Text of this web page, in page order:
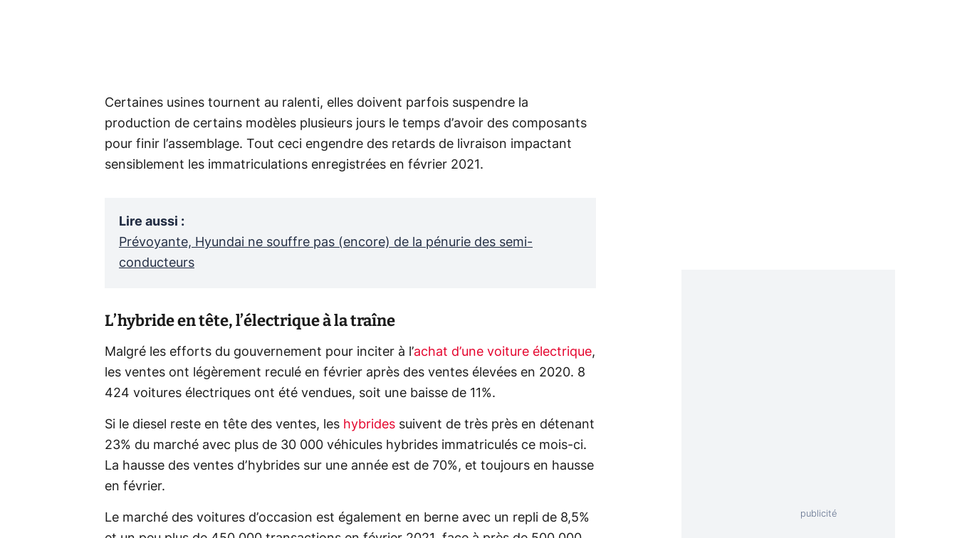
Certaines usines tournent au ralenti, elles doivent parfois suspendre la
production de certains modèles plusieurs jours le temps d’avoir des composants
pour finir l’assemblage. Tout ceci engendre des retards de livraison impactant
sensiblement les immatriculations enregistrées en février 2021.
Lire aussi :
Prévoyante, Hyundai ne souffre pas (encore) de la pénurie des semi-
conducteurs
L’hybride en tête, l’électrique à la traîne
Malgré les efforts du gouvernement pour inciter à l’achat d’une voiture électrique,
les ventes ont légèrement reculé en février après des ventes élevées en 2020. 8
424 voitures électriques ont été vendues, soit une baisse de 11%.
Si le diesel reste en tête des ventes, les hybrides suivent de très près en détenant
23% du marché avec plus de 30 000 véhicules hybrides immatriculés ce mois-ci.
La hausse des ventes d’hybrides sur une année est de 70%, et toujours en hausse
en février.
Le marché des voitures d’occasion est également en berne avec un repli de 8,5%